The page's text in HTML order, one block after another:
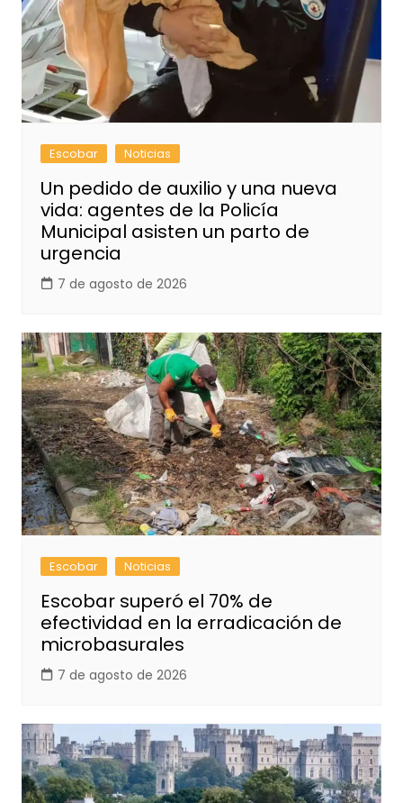
Escobar Noticias
Un pedido de auxilio y una nueva
vida: agentes de la Policía
Municipal asisten un parto de
urgencia
7 de agosto de 2026
Escobar Noticias
Escobar superó el 70% de
efectividad en la erradicación de
microbasurales
7 de agosto de 2026